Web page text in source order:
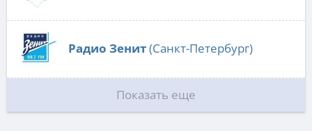
Радио Зенит(Санкт-Петербург)
Показать еще